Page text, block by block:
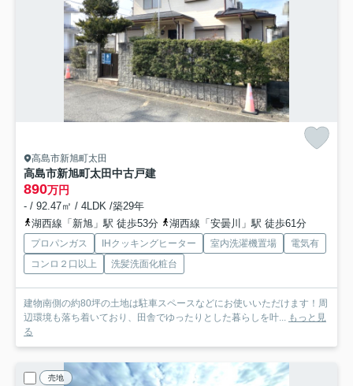
高島市新旭町太田
高島市新旭町太田中古戸建
890万円
- / 92.47㎡ / 4LDK /築29年
湖西線「新旭」駅 徒歩53分
湖西線「安曇川」駅 徒歩61分
プロパンガス IHクッキングヒーター 室内洗濯機置場
電気有
コンロ２口以上
洗髪洗面化粧台
建物南側の約80坪の土地は駐車スペースなどにお使いいただけます！周
辺環境も落ち着いており、田舎でゆったりとした暮らしを叶...
もっと見
る
売地